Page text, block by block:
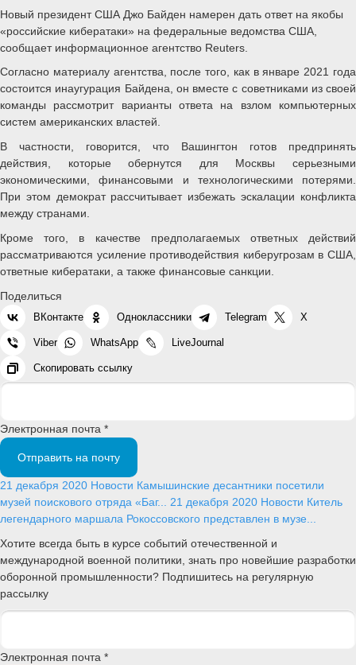
Новый президент США Джо Байден намерен дать ответ на якобы
«российские кибератаки» на федеральные ведомства США,
сообщает информационное агентство Reuters.
Согласно материалу агентства, после того, как в январе 2021 года
состоится инаугурация Байдена, он вместе с советниками из своей
команды рассмотрит варианты ответа на взлом компьютерных
систем американских властей.
В частности, говорится, что Вашингтон готов предпринять
действия, которые обернутся для Москвы серьезными
экономическими, финансовыми и технологическими потерями.
При этом демократ рассчитывает избежать эскалации конфликта
между странами.
Кроме того, в качестве предполагаемых ответных действий
рассматриваются усиление противодействия киберугрозам в США,
ответные кибератаки, а также финансовые санкции.
Поделиться
ВКонтакте Одноклассники Telegram X
Viber WhatsApp LiveJournal
Скопировать ссылку
Электронная почта *
Отправить на почту
21 декабря 2020 Новости Камышинские десантники посетили
музей поискового отряда «Баг... 21 декабря 2020 Новости Китель
легендарного маршала Рокоссовского представлен в музе...
Хотите всегда быть в курсе событий отечественной и
международной военной политики, знать про новейшие разработки
оборонной промышленности? Подпишитесь на регулярную
рассылку
Электронная почта *